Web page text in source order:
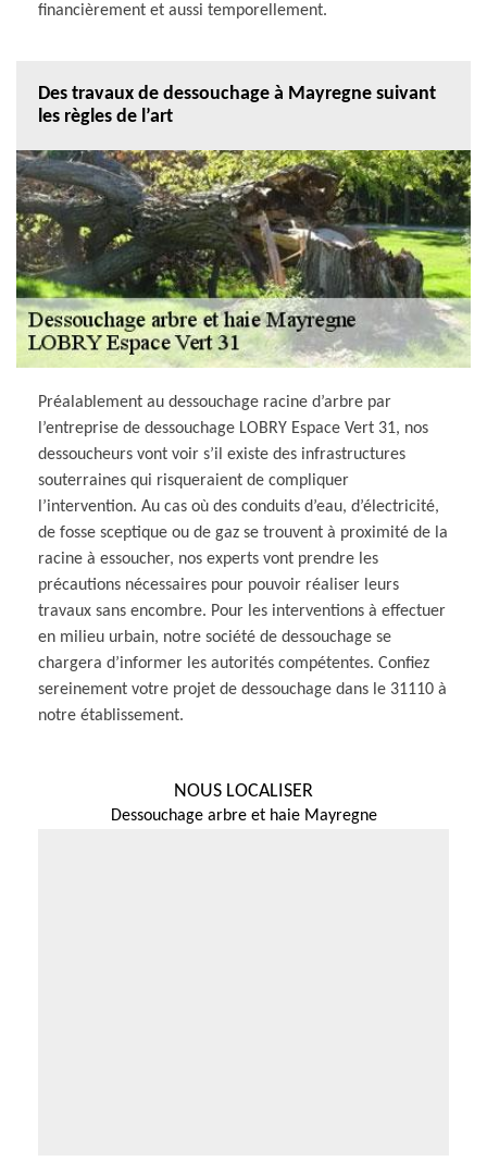
financièrement et aussi temporellement.
Des travaux de dessouchage à Mayregne suivant
les règles de l’art
Préalablement au dessouchage racine d’arbre par
l’entreprise de dessouchage LOBRY Espace Vert 31, nos
dessoucheurs vont voir s’il existe des infrastructures
souterraines qui risqueraient de compliquer
l’intervention. Au cas où des conduits d’eau, d’électricité,
de fosse sceptique ou de gaz se trouvent à proximité de la
racine à essoucher, nos experts vont prendre les
précautions nécessaires pour pouvoir réaliser leurs
travaux sans encombre. Pour les interventions à effectuer
en milieu urbain, notre société de dessouchage se
chargera d’informer les autorités compétentes. Confiez
sereinement votre projet de dessouchage dans le 31110 à
notre établissement.
NOUS LOCALISER
Dessouchage arbre et haie Mayregne